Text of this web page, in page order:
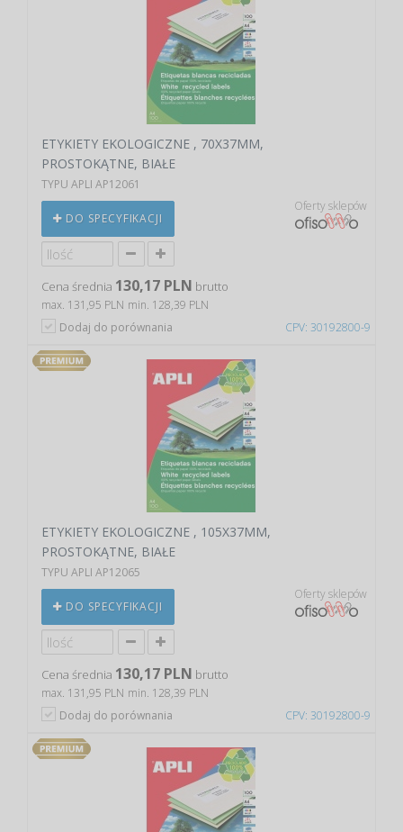
CPV: 30192800-9
ETYKIETY EKOLOGICZNE , 70X37MM,
PROSTOKĄTNE, BIAŁE
TYPU APLI AP12061
DO SPECYFIKACJI
Oferty sklepów
Cena średnia 130,17 PLN brutto
max. 131,95 PLN min. 128,39 PLN
Dodaj do porównania
CPV: 30192800-9
ETYKIETY EKOLOGICZNE , 105X37MM,
PROSTOKĄTNE, BIAŁE
TYPU APLI AP12065
DO SPECYFIKACJI
Oferty sklepów
Cena średnia 130,17 PLN brutto
max. 131,95 PLN min. 128,39 PLN
Dodaj do porównania